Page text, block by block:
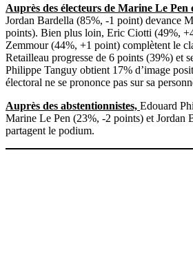
Auprès des électeurs de Marine Le
Jordan Bardella (85%, -1 point) devance
points). Bien plus loin, Eric Ciotti (49%,
Zemmour (44%, +1 point) complètent le
Retailleau progresse de 6 points (39%) et
Philippe Tanguy obtient 17% d’image
électoral ne se prononce pas sur sa
Auprès des abstentionnistes, Edouard
Marine Le Pen (23%, -2 points) et Jordan
partagent le podium.